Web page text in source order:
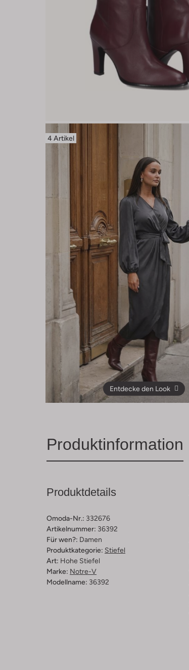
4 Artikel
Entdecke den Look
Produktinformation
Produktdetails
Omoda-Nr.: 332676
Artikelnummer: 36392
Für wen?: Damen
Produktkategorie: Stiefel
Art: Hohe Stiefel
Marke: Notre-V
Modellname: 36392